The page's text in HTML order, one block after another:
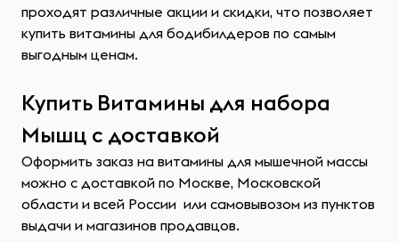
проходят различные акции и скидки, что позволяет
купить витамины для бодибилдеров по самым
выгодным ценам.
Купить Витамины для набора
Мышц с доставкой
Оформить заказ на витамины для мышечной массы
можно с доставкой по Москве, Московской
области и всей России или самовывозом из пунктов
выдачи и магазинов продавцов.